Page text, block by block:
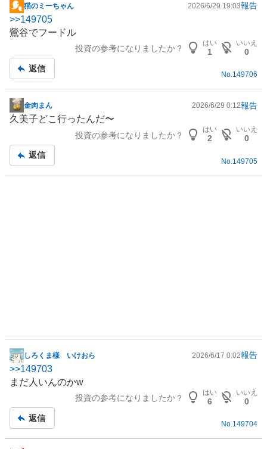
掲
示
板
猫のミーちゃん 2026/6/29 19:03報告
>>149705
鶯谷でフードル
投資の参考になりましたか？
はい
1
いいえ
0
返信
No.149706
掲
示
事
金肉まん 2026/6/29 0:12報告
久美子どこ行ったんだ〜
投資の参考になりましたか？
はい
2
いいえ
0
返信
No. 149705
掲
示
板
しろくま様 いけおら 2026/6/17 0:02報告
>>149703
まだ人いんのかw
投資の参考になりましたか？
はい
6
いいえ
0
返信
No.149704